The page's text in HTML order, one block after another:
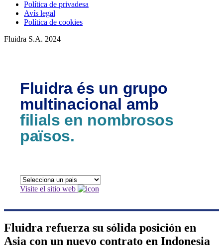
Política de privadesa
Avís legal
Política de cookies
Fluidra S.A. 2024
Fluidra és un grupo
multinacional amb
filials en nombrosos
països.
Visite el sitio web
Fluidra refuerza su sólida posición en
Asia con un nuevo contrato en Indonesia